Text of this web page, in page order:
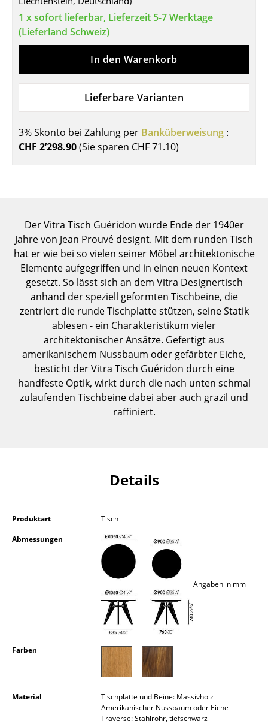
Couchtische
Schreibtische
Sekretäre & PC-Tische
Stehtische & Stehpulte
Kindertische
Gartentische
... alle Tische
Aufbewahren
Regale & Schränke
Bücherregale
Wandregale
Sideboards & Kommoden
TV Möbel
Beistell- & Rollcontainer
... alle Aufbewahrungsmöbel
Licht
Hängeleuchten & Deckenleuchten
Schreibtischleuchten
Outdoor-Leuchten
1 x sofort lieferbar, Lieferzeit 5-7 Werktage
(Lieferland Schweiz)
In den Warenkorb
Lieferbare Varianten
3% Skonto bei Zahlung per Banküberweisung :
CHF 2’298.90(Sie sparen CHF 71.10)
Der Vitra Tisch Guéridon wurde Ende der 1940er
Jahre von Jean Prouvé designt. Mit dem runden Tisch
hat er wie bei so vielen seiner Möbel architektonische
Elemente aufgegriffen und in einen neuen Kontext
gesetzt. So lässt sich an dem Vitra Designertisch
anhand der speziell geformten Tischbeine, die
zentriert die runde Tischplatte stützen, seine Statik
ablesen - ein Charakteristikum vieler
architektonischer Ansätze. Gefertigt aus
amerikanischem Nussbaum oder gefärbter Eiche,
besticht der Vitra Tisch Guéridon durch eine
handfeste Optik, wirkt durch die nach unten schmal
zulaufenden Tischbeine dabei aber auch grazil und
raffiniert.
Details
Produktart
Tisch
Abmessungen
Angaben in mm
Farben
Material
Tischplatte und Beine: Massivholz
Amerikanischer Nussbaum oder Eiche
Traverse: Stahlrohr, tiefschwarz